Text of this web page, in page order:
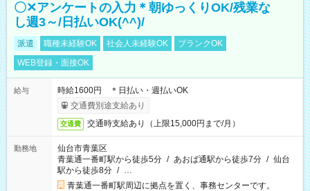
〇✕アンケートの入力＊朝ゆっくりOK/残業な
し週3～/日払いOK(^^)/
派遣 職種未経験OK 社会人未経験OK
ブランクOK
WEB登録・面接OK
給与
時給1600円 ＊日払い・週払いOK
交通費別途支給あり
交通費 交通時支給あり（上限15,000円まで/月）
勤務地
仙台市青葉区
青葉通一番町駅から徒歩5分 / あおば通駅から徒歩7分 / 仙台
駅から徒歩8分 / …
青葉通一番町駅周辺に拠点を置く、事務センターです。